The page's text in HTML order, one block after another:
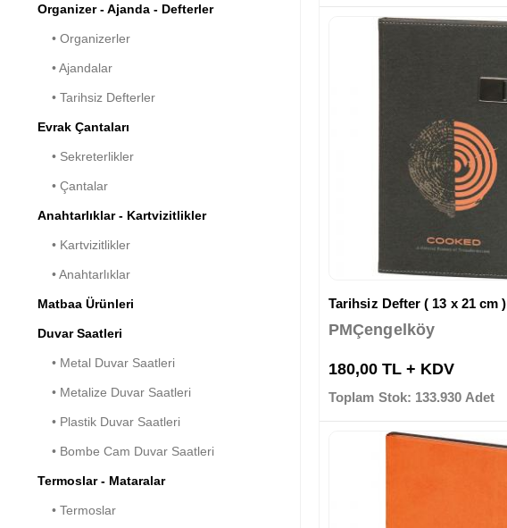
Organizer - Ajanda - Defterler
• Organizerler
• Ajandalar
• Tarihsiz Defterler
Evrak Çantaları
• Sekreterlikler
• Çantalar
Anahtarlıklar - Kartvizitlikler
• Kartvizitlikler
• Anahtarlıklar
Matbaa Ürünleri
Duvar Saatleri
• Metal Duvar Saatleri
• Metalize Duvar Saatleri
• Plastik Duvar Saatleri
• Bombe Cam Duvar Saatleri
Termoslar - Mataralar
• Termoslar
Tarihsiz Defter ( 13 x 21 cm )
PMÇengelköy
180,00 TL + KDV
Toplam Stok: 133.930 Adet